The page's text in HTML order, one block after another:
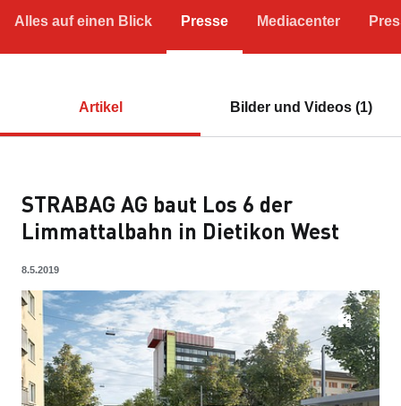
Alles auf einen Blick Presse Mediacenter
Artikel Bilder und Videos (1)
STRABAG AG baut Los 6 der
Limmattalbahn in Dietikon West
8.5.2019